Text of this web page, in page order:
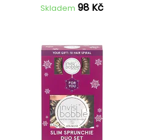
Skladem 98 Kč